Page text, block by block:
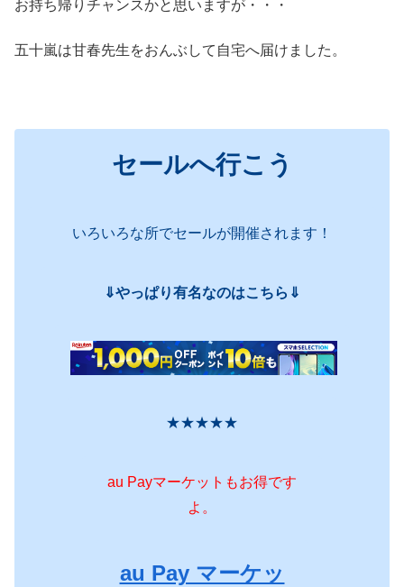
お持ち帰りチャンスかと思いますが・・・
五十嵐は甘春先生をおんぶして自宅へ届けました。
セールへ行こう
いろいろな所でセールが開催されます！
⇓やっぱり有名なのはこちら⇓
★★★★★
au Payマーケットもお得です
よ。
au Pay マーケッ